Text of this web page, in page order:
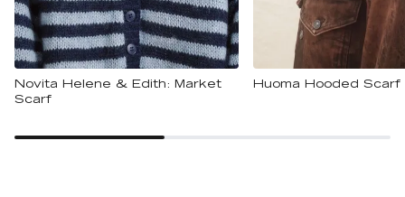
Novita Helene & Edith: Market
Scarf
Huoma Hooded Scarf